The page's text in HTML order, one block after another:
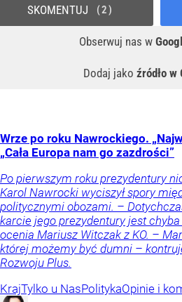
Obserwuj nas w
Dodaj jako źródło w
SKOMENTUJ 2
Wrze po roku Nawrockiego.
„Cała Europa nam go zazdrości”
Po pierwszym roku prezydentury
Karol Nawrocki wyciszył spory
politycznymi obozami. –
karcie jego prezydentury jest
ocenia Mariusz Witczak z KO. –
której możemy być dumni –
Rozwoju Plus.
KrajTylko u NasPolitykaOpinie i